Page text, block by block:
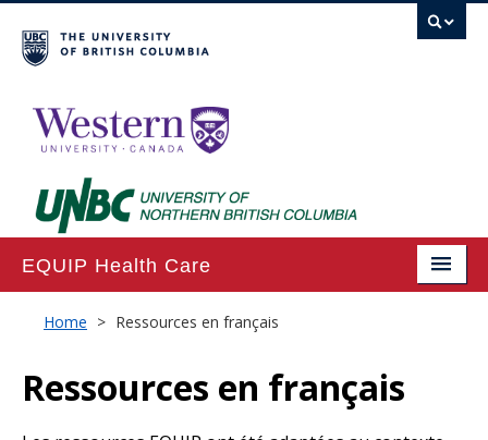
EQUIP Health Care
Home
Projects
Home > Ressources en français
Ressources en français